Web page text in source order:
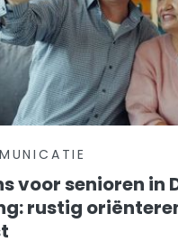
voor senioren in
rustig